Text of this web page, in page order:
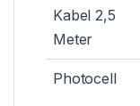
Kabel 2,5
Meter
Photocell